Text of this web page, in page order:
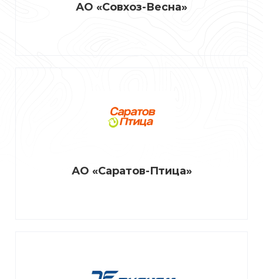
АО «Совхоз-Весна»
АО «Саратов-Птица»